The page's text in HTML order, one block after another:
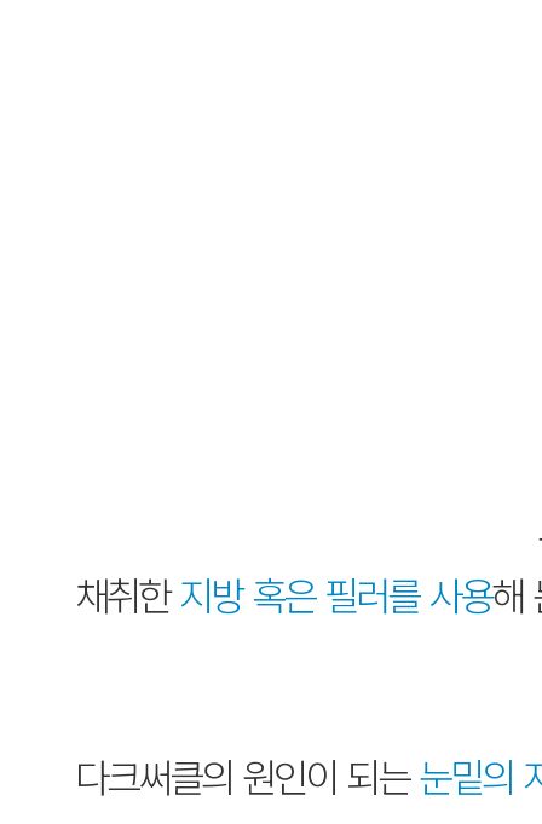
채취한지방 혹은 필러를 사용해
다크써클의 원인이 되는눈밑의